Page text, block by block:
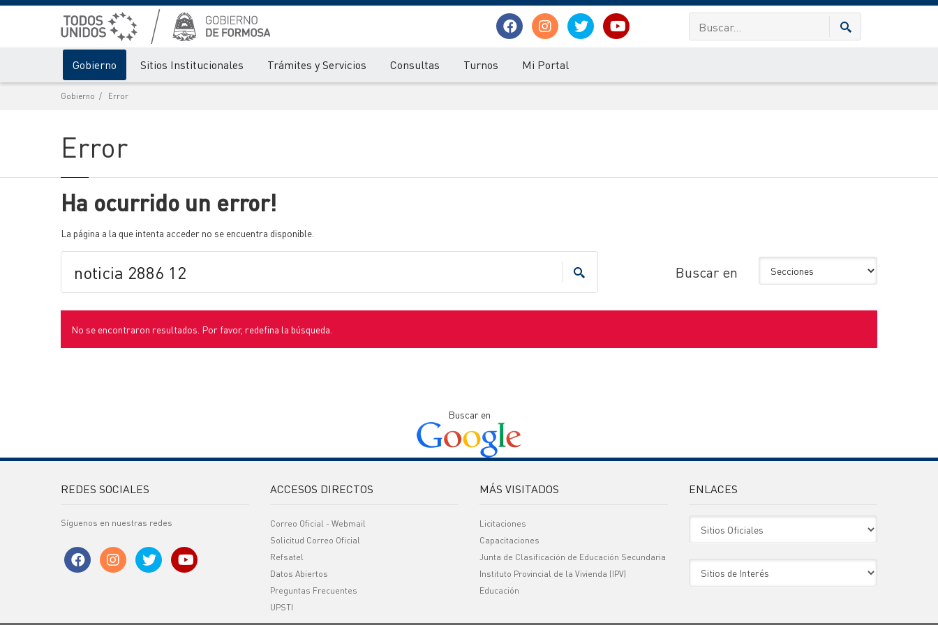
Gobierno Sitios Institucionales Trámites y Servicios Consultas Turnos Mi Portal
Gobierno Error
Error
Ha ocurrido un error!
La página a la que intenta acceder no se encuentra disponible.
Buscar en
No se encontraron resultados. Por favor, redefina la búsqueda.
Buscar en
REDES SOCIALES
Síguenos en nuestras redes
ACCESOS DIRECTOS
Correo Oficial - Webmail
Solicitud Correo Oficial
Refsatel
Datos Abiertos
Preguntas Frecuentes
UPSTI
MÁS VISITADOS
Licitaciones
Capacitaciones
Junta de Clasificación de Educación Secundaria
Instituto Provincial de la Vivienda (IPV)
Educación
ENLACES